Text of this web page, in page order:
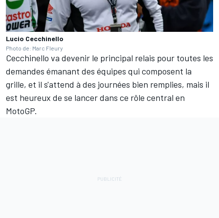
Lucio Cecchinello
Photo de: Marc Fleury
Cecchinello va devenir le principal relais pour toutes les
demandes émanant des équipes qui composent la
grille, et il s'attend à des journées bien remplies, mais il
est heureux de se lancer dans ce rôle central en
MotoGP.